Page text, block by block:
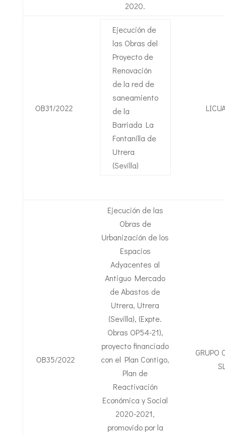
2020.
OB31/2022
Ejecución de
las Obras del
Proyecto de
Renovación
de la red de
saneamiento
de la
Barriada La
Fontanilla de
Utrera
(Sevilla)
OB35/2022
Ejecución de las
Obras de
Urbanización de los
Espacios
Adyacentes al
Antiguo Mercado
de Abastos de
Utrera, Utrera
(Sevilla), (Expte.
Obras OP54-21),
proyecto financiado
con el Plan Contigo,
Plan de
Reactivación
Económica y Social
2020-2021,
promovido por la
GRUPO